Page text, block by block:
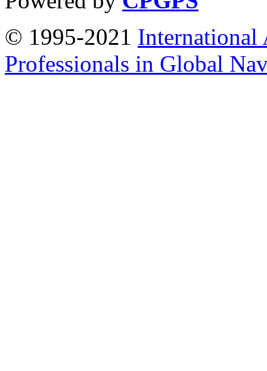
© 1995-2021 International
Professionals in Global